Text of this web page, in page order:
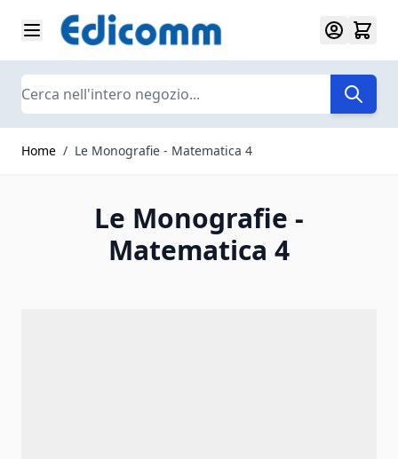
Salta al contenuto
Search
Home / Le Monografie - Matematica 4
Le Monografie -
Matematica 4